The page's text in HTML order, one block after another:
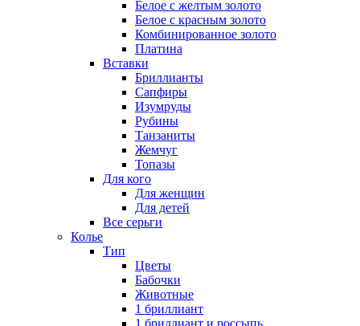
Белое с желтым золото
Белое с красным золото
Комбинированное золото
Платина
Вставки
Бриллианты
Сапфиры
Изумруды
Рубины
Танзаниты
Жемчуг
Топазы
Для кого
Для женщин
Для детей
Все серьги
Колье
Тип
Цветы
Бабочки
Животные
1 бриллиант
1 бриллиант и россыпь